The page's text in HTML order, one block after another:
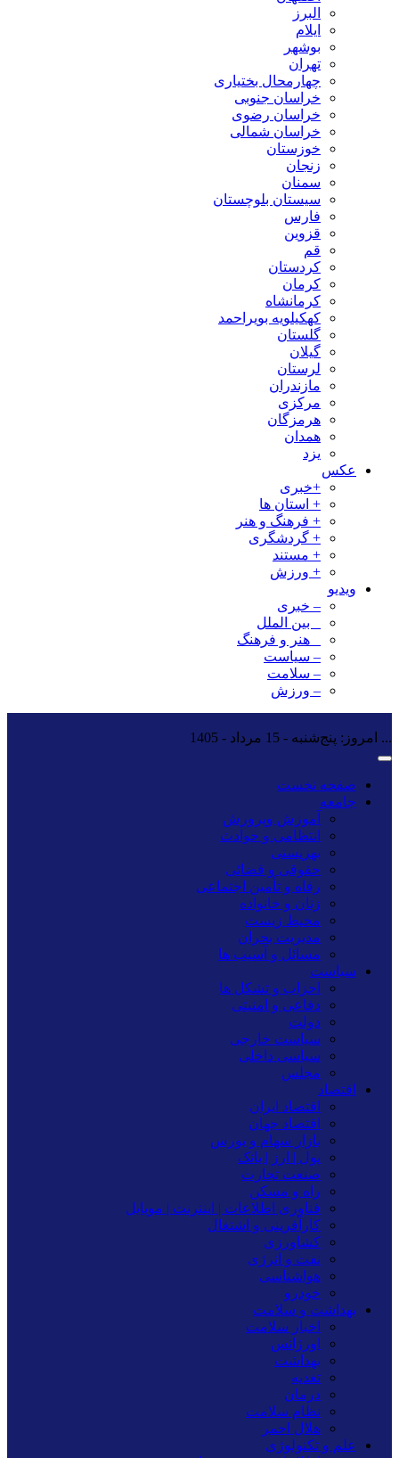
البرز
ایلام
بوشهر
تهران
چهارمحال بختیاری
خراسان جنوبی
خراسان رضوی
خراسان شمالی
خوزستان
زنجان
سمنان
سیستان بلوچستان
فارس
قزوین
قم
کردستان
کرمان
کرمانشاه
کهکیلویه بویراحمد
گلستان
گیلان
لرستان
مازندران
مرکزی
هرمزگان
همدان
یزد
عکس
+خبری
+ استان ها
+ فرهنگ و هنر
+ گردشگری
+ مستند
+ ورزش
ویدیو
– خبری
_ بین الملل
_ هنر و فرهنگ
– سیاست
– سلامت
– ورزش
... امروز: پنج‌شنبه - 15 مرداد - 1405
صفحه نخست
جامعه
آموزش وپرورش
انتظامی و حوادث
بهزیستی
حقوقی و قضائی
رفاه و تأمین اجتماعی
زنان و خانواده
محیط زیست
مدیریت بحران
مسائل و آسیب ها
سیاست
احزاب و تشکل ها
دفاعی و امنیتی
دولت
سیاست خارجی
سیاسی داخلی
مجلس
اقتصاد
اقتصاد ایران
اقتصاد جهان
بازار سهام و بورس
پول | ارز | بانک
صنعت تجارت
راه و مسکن
فناوری اطلاعات | اینترنت | موبایل
کارآفرینی و اشتغال
کشاورزی
نفت و انرژی
هواشناسی
خودرو
بهداشت و سلامت
اخبار سلامت
اورژانس
بهداشت
تغدیه
درمان
نظام سلامت
هلال احمر
علم و تکنولوژی